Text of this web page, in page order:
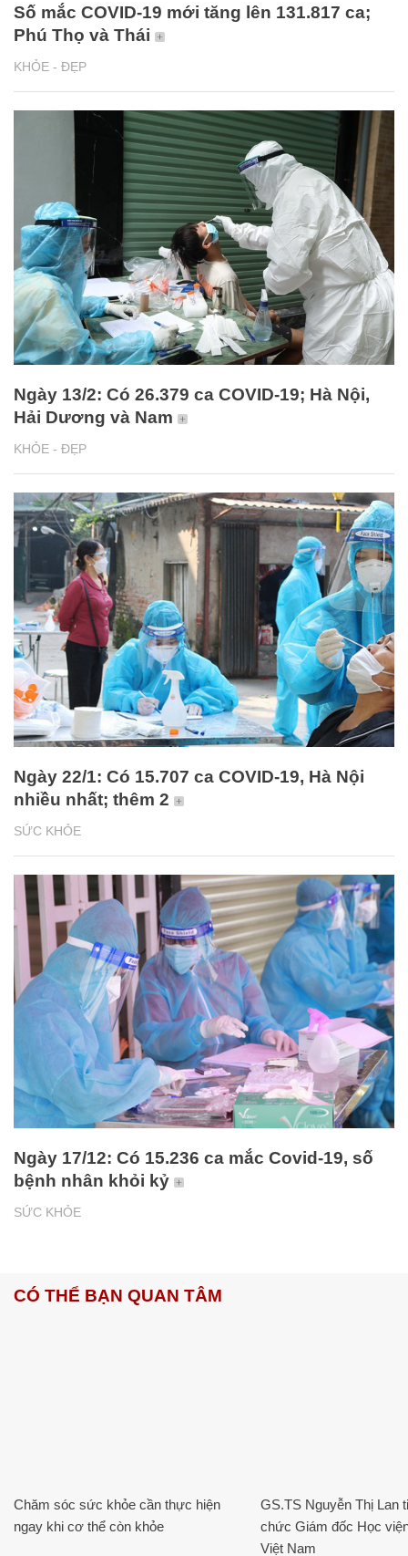
KHỎE - ĐẸP
Số mắc COVID-19 mới tăng lên 131.817 ca;
Phú Thọ và Thái
KHỎE - ĐẸP
Ngày 13/2: Có 26.379 ca COVID-19; Hà Nội,
Hải Dương và Nam
SỨC KHỎE
Ngày 22/1: Có 15.707 ca COVID-19, Hà Nội
nhiều nhất; thêm 2
SỨC KHỎE
Ngày 17/12: Có 15.236 ca mắc Covid-19, số
bệnh nhân khỏi kỷ
CÓ THỂ BẠN QUAN TÂM
Chăm sóc sức khỏe cần thực hiện
ngay khi cơ thể còn khỏe
GS.TS Nguyễn Thị Lan
chức Giám đốc Học
Việt Nam